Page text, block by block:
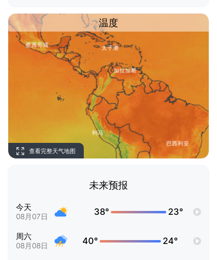
温度
查看完整天气地图
未来预报
今天
08月07日 38° 23°
周六
08月08日 40° 24°